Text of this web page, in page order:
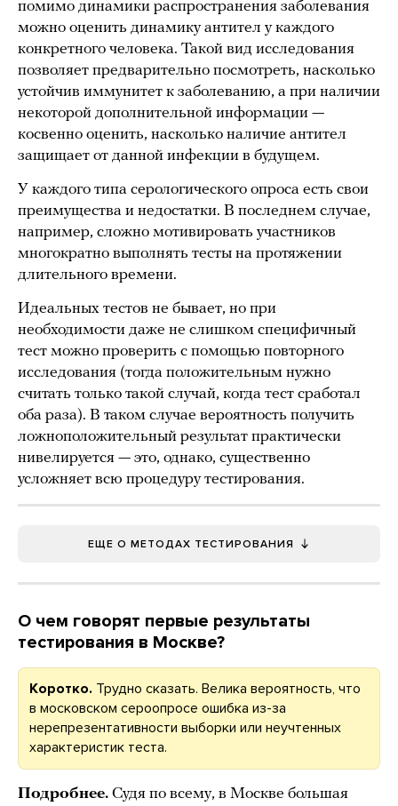
помимо динамики распространения заболевания
можно оценить динамику антител у каждого
конкретного человека. Такой вид исследования
позволяет предварительно посмотреть, насколько
устойчив иммунитет к заболеванию, а при наличии
некоторой дополнительной информации —
косвенно оценить, насколько наличие антител
защищает от данной инфекции в будущем.
У каждого типа серологического опроса есть свои
преимущества и недостатки. В последнем случае,
например, сложно мотивировать участников
многократно выполнять тесты на протяжении
длительного времени.
Идеальных тестов не бывает, но при
необходимости даже не слишком специфичный
тест можно проверить с помощью повторного
исследования (тогда положительным нужно
считать только такой случай, когда тест сработал
оба раза). В таком случае вероятность получить
ложноположительный результат практически
нивелируется — это, однако, существенно
усложняет всю процедуру тестирования.
ЕЩЕ О МЕТОДАХ ТЕСТИРОВАНИЯ
О чем говорят первые результаты
тестирования в Москве?
Коротко. Трудно сказать. Велика вероятность, что
в московском сероопросе ошибка из-за
нерепрезентативности выборки или неучтенных
характеристик теста.
Подробнее. Судя по всему, в Москве большая